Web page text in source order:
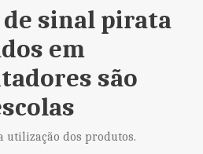
de sinal pirata
em
são
dos produtos.